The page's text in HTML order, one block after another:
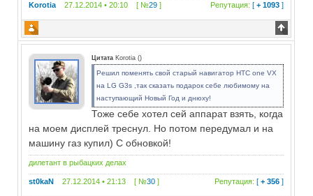
Korotia 27.12.2014 • 20:10 [ №29 ] Репутация: [+ 1093 ]
Цитата Korotia ()
Решил поменять свой старый навигатор HTC one VX
на LG G3s ,так сказать подарок себе любимому на
наступающий Новый Год и днюху!
Тоже себе хотел сей аппарат взять, когда
на моем дисплей треснул. Но потом передумал и на
машину газ купил) С обновкой!
дилетант в рыбацких делах
st0kaN 27.12.2014 • 21:13 [ №30 ] Репутация: [+ 356 ]